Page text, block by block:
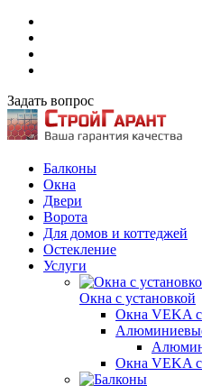
Задать вопрос
Балконы
Окна
Двери
Ворота
Для домов и коттеджей
Остекление
Услуги
Окна с установкой
Окна VEKA с
Окна VEKA с